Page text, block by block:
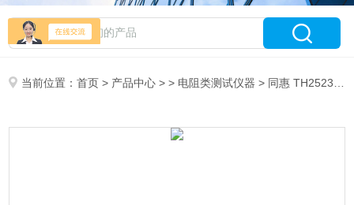
当前位置：首页 > 产品中心 > > 电阻类测试仪器 > 同惠 TH2523A 交流低电阻测试仪